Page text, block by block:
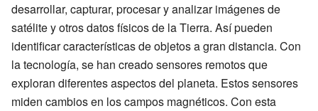
desarrollar, capturar, procesar y analizar imágenes de
satélite y otros datos físicos de la Tierra. Así pueden
identificar características de objetos a gran distancia. Con
la tecnología, se han creado sensores remotos que
exploran diferentes aspectos del planeta. Estos sensores
miden cambios en los campos magnéticos. Con esta